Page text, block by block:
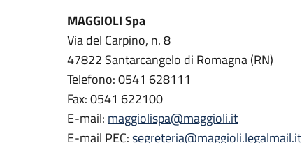
MAGGIOLI Spa
Via del Carpino, n. 8
47822 Santarcangelo di Romagna (RN)
Telefono: 0541 628111
Fax: 0541 622100
E-mail: maggiolispa@maggioli.it
E-mail PEC:segreteria@maggioli.legalmail.it